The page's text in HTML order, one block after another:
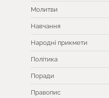
Молитви
Навчання
Народні прикмети
Політика
Поради
Правопис